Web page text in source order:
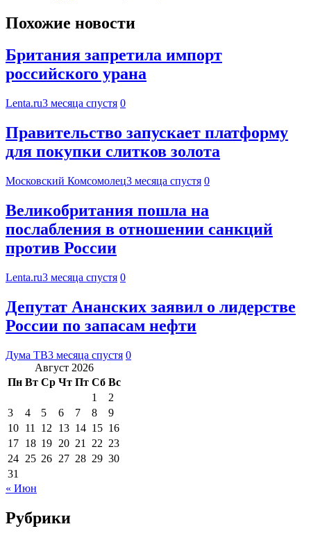
Похожие новости
Британия запретила импорт
российского урана
Lenta.ru3 месяца спустя 0
Правительство запускает платформу
для покупки слитков золота
Московский Комсомолец3 месяца спустя 0
Великобритания пошла на
послабления в отношении санкций
против России
Lenta.ru3 месяца спустя 0
Депутат Ананских заявил о лидерстве
России по запасам нефти
Дума ТВ3 месяца спустя 0
Август 2026
Пн Вт Ср Чт Пт Сб Вс
1
2
3
4 5 6 7 8
9
10 11 12 13 14 15 16
17 18 19 20 21 22 23
24 25 26 27 28 29 30
31
« Июн
Рубрики